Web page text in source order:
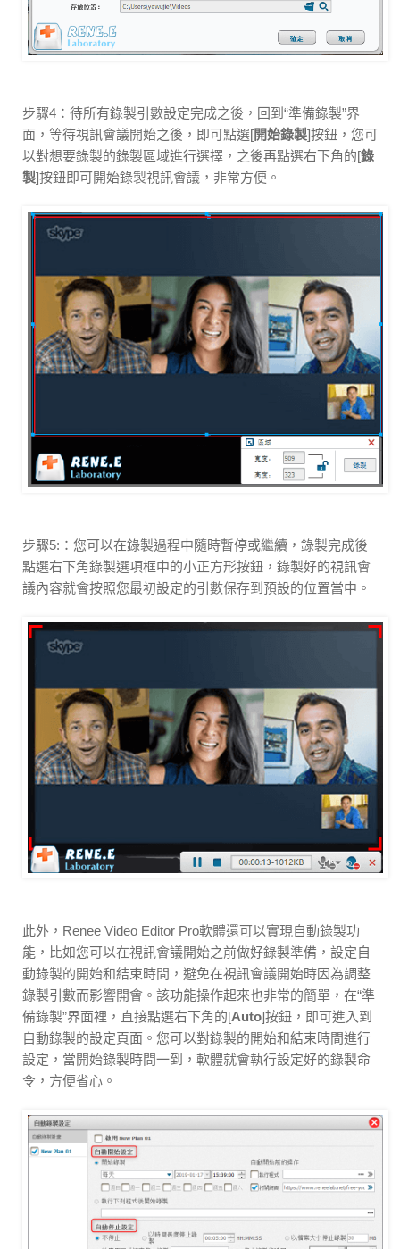
步驟4：待所有錄製引數設定完成之後，回到“準備錄製”界
面，等待視訊會議開始之後，即可點選[開始錄製]按鈕，您可
以對想要錄製的錄製區域進行選擇，之後再點選右下角的[錄
製]按鈕即可開始錄製視訊會議，非常方便。
步驟5:：您可以在錄製過程中隨時暫停或繼續，錄製完成後
點選右下角錄製選項框中的小正方形按鈕，錄製好的視訊會
議內容就會按照您最初設定的引數保存到預設的位置當中。
此外，Renee Video Editor Pro軟體還可以實現自動錄製功
能，比如您可以在視訊會議開始之前做好錄製準備，設定自
動錄製的開始和結束時間，避免在視訊會議開始時因為調整
錄製引數而影響開會。該功能操作起來也非常的簡單，在“準
備錄製”界面裡，直接點選右下角的[Auto]按鈕，即可進入到
自動錄製的設定頁面。您可以對錄製的開始和結束時間進行
設定，當開始錄製時間一到，軟體就會執行設定好的錄製命
令，方便省心。